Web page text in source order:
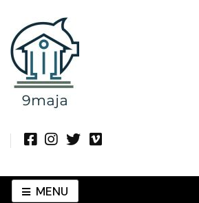
9MAJApomysłami
MENU